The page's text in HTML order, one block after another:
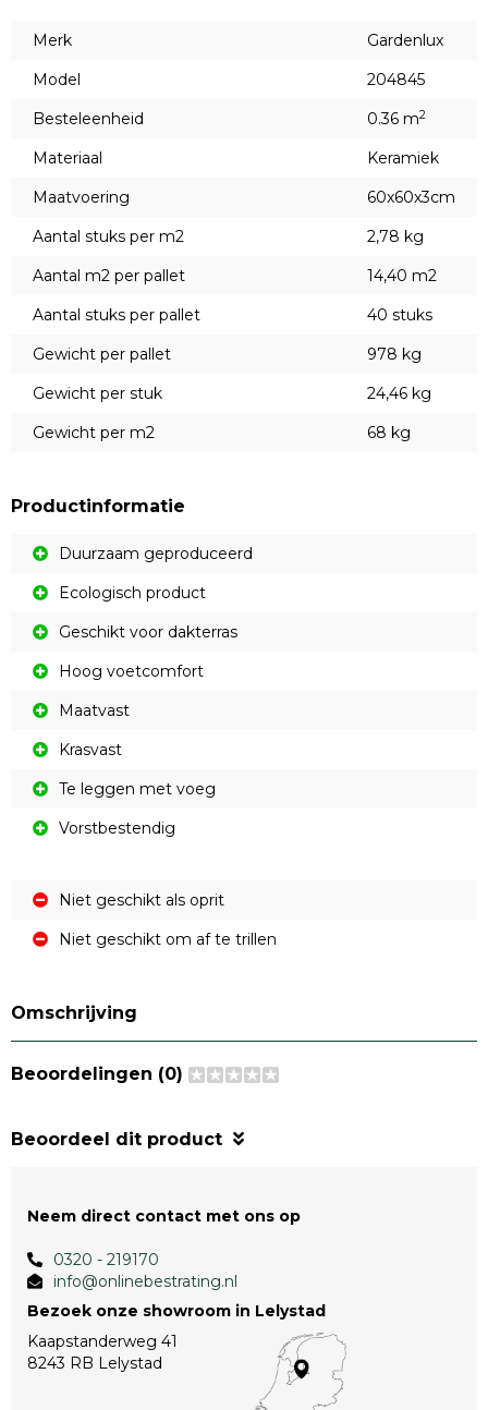
Merk
Gardenlux
Model
204845
Besteleenheid
0.36 m2
Materiaal
Keramiek
Maatvoering
60x60x3cm
Aantal stuks per m2
2,78 kg
Aantal m2 per pallet
14,40 m2
Aantal stuks per pallet
40 stuks
Gewicht per pallet
978 kg
Gewicht per stuk
24,46 kg
Gewicht per m2
68 kg
Productinformatie
Duurzaam geproduceerd
Ecologisch product
Geschikt voor dakterras
Hoog voetcomfort
Maatvast
Krasvast
Te leggen met voeg
Vorstbestendig
Niet geschikt als oprit
Niet geschikt om af te trillen
Omschrijving
Beoordelingen (0)
Beoordeel dit product
Neem direct contact met ons op
0320 - 219170
info@onlinebestrating.nl
Bezoek onze showroom in Lelystad
Kaapstanderweg 41
8243 RB Lelystad